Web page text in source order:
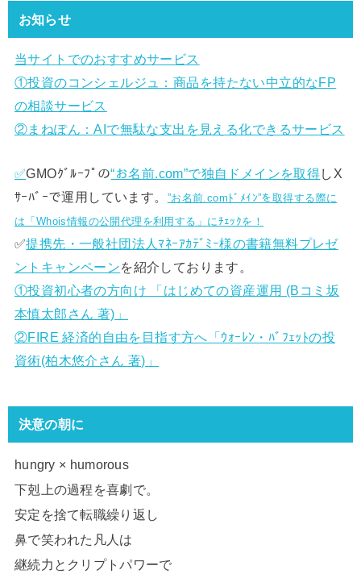
お知らせ
当サイトでのおすすめサービス
①投資のコンシェルジュ：商品を持たない中立的なFP
の相談サービス
②まねぽん：AIで無駄な支出を見える化できるサービス
✅GMOｸﾞﾙｰﾌﾟの“お名前.com”で独自ドメインを取得しX
ｻｰﾊﾞｰで運用しています。 ”お名前.comﾄﾞﾒｲﾝ”を取得する際に
は「Whois情報の公開代理を利用する」にﾁｪｯｸを！
✅提携先・一般社団法人ﾏﾈｰｱｶﾃﾞﾐｰ様の書籍無料プレゼ
ントキャンペーンを紹介しております。
①投資初心者の方向け 「はじめての資産運用 (Bコミ坂
本慎太郎さん 著)」
②FIRE 経済的自由を目指す方へ「ｳｫｰﾚﾝ・ﾊﾞﾌｪｯﾄの投
資術(柏木悠介さん 著)」
決意の朝に
hungry × humorous
下剋上の過程を喜劇で。
安定を捨て転職繰り返し
鼻で笑われた凡人は
継続力とクリプトパワーで